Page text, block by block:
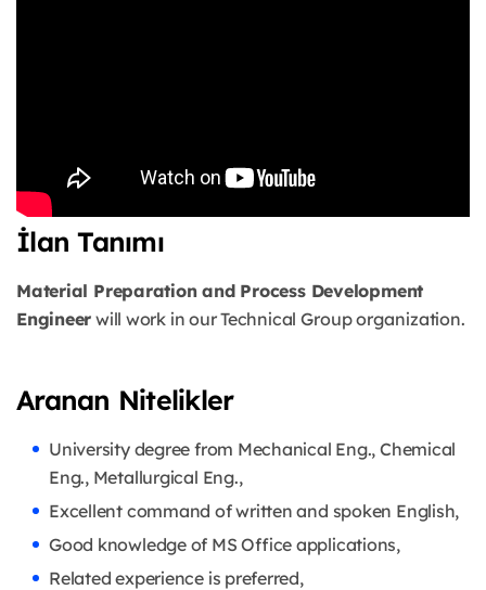
İlan Tanımı
Material Preparation and Process Development
Engineer will work in our Technical Group organization.
Aranan Nitelikler
University degree from Mechanical Eng., Chemical
Eng., Metallurgical Eng.,
Excellent command of written and spoken English,
Good knowledge of MS Office applications,
Related experience is preferred,